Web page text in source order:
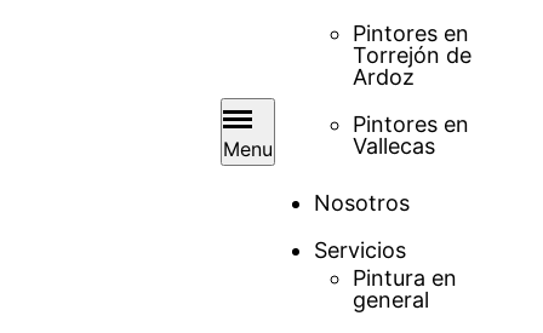
Menu
Pintores en
Torrejón de
Ardoz
Pintores en
Vallecas
Nosotros
Servicios
Pintura en
general